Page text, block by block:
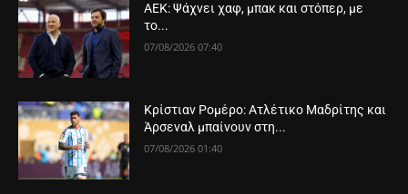
ΑΕΚ: Ψάχνει χαφ, μπακ και στόπερ, με
το...
07/08/2026 07:40
Κρίστιαν Ρομέρο: Ατλέτικο Μαδρίτης και
Άρσεναλ μπαίνουν στη...
07/08/2026 01:40